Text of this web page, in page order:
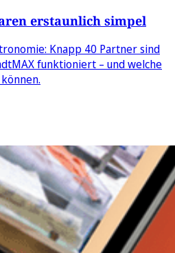
erstaunlich simpel
Knapp 40 Partner sind
funktioniert – und welche